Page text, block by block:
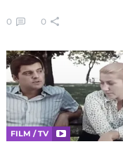
0 0
FILM / TV